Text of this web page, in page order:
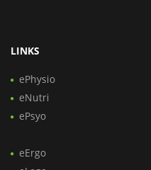
LINKS
ePhysio
eNutri
ePsyo
eErgo